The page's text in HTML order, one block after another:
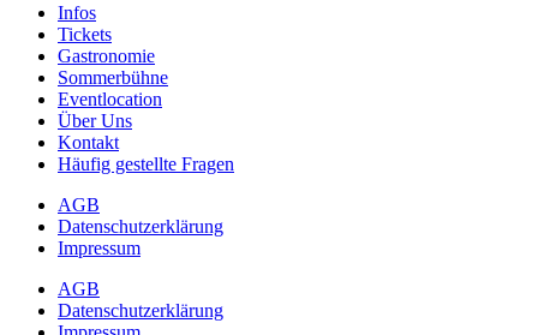
Infos
Tickets
Gastronomie
Sommerbühne
Eventlocation
Über Uns
Kontakt
Häufig gestellte Fragen
AGB
Datenschutzerklärung
Impressum
AGB
Datenschutzerklärung